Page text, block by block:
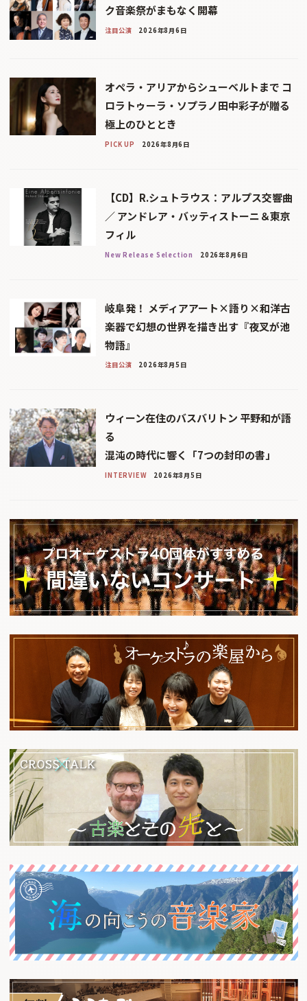
ク音楽祭がまもなく開幕
注目公演 2026年8月6日
オペラ・アリアからシューベルトまで コ
ロラトゥーラ・ソプラノ田中彩子が贈る
極上のひととき
PICK UP 2026年8月6日
【CD】R.シュトラウス：アルプス交響曲
／ アンドレア・バッティストーニ＆東京
フィル
New Release Selection 2026年8月6日
岐阜発！ メディアアート×語り×和洋古
楽器で幻想の世界を描き出す『夜叉が池
物語』
注目公演 2026年8月5日
ウィーン在住のバスバリトン 平野和が語
る
混沌の時代に響く「7つの封印の書」
INTERVIEW 2026年8月5日